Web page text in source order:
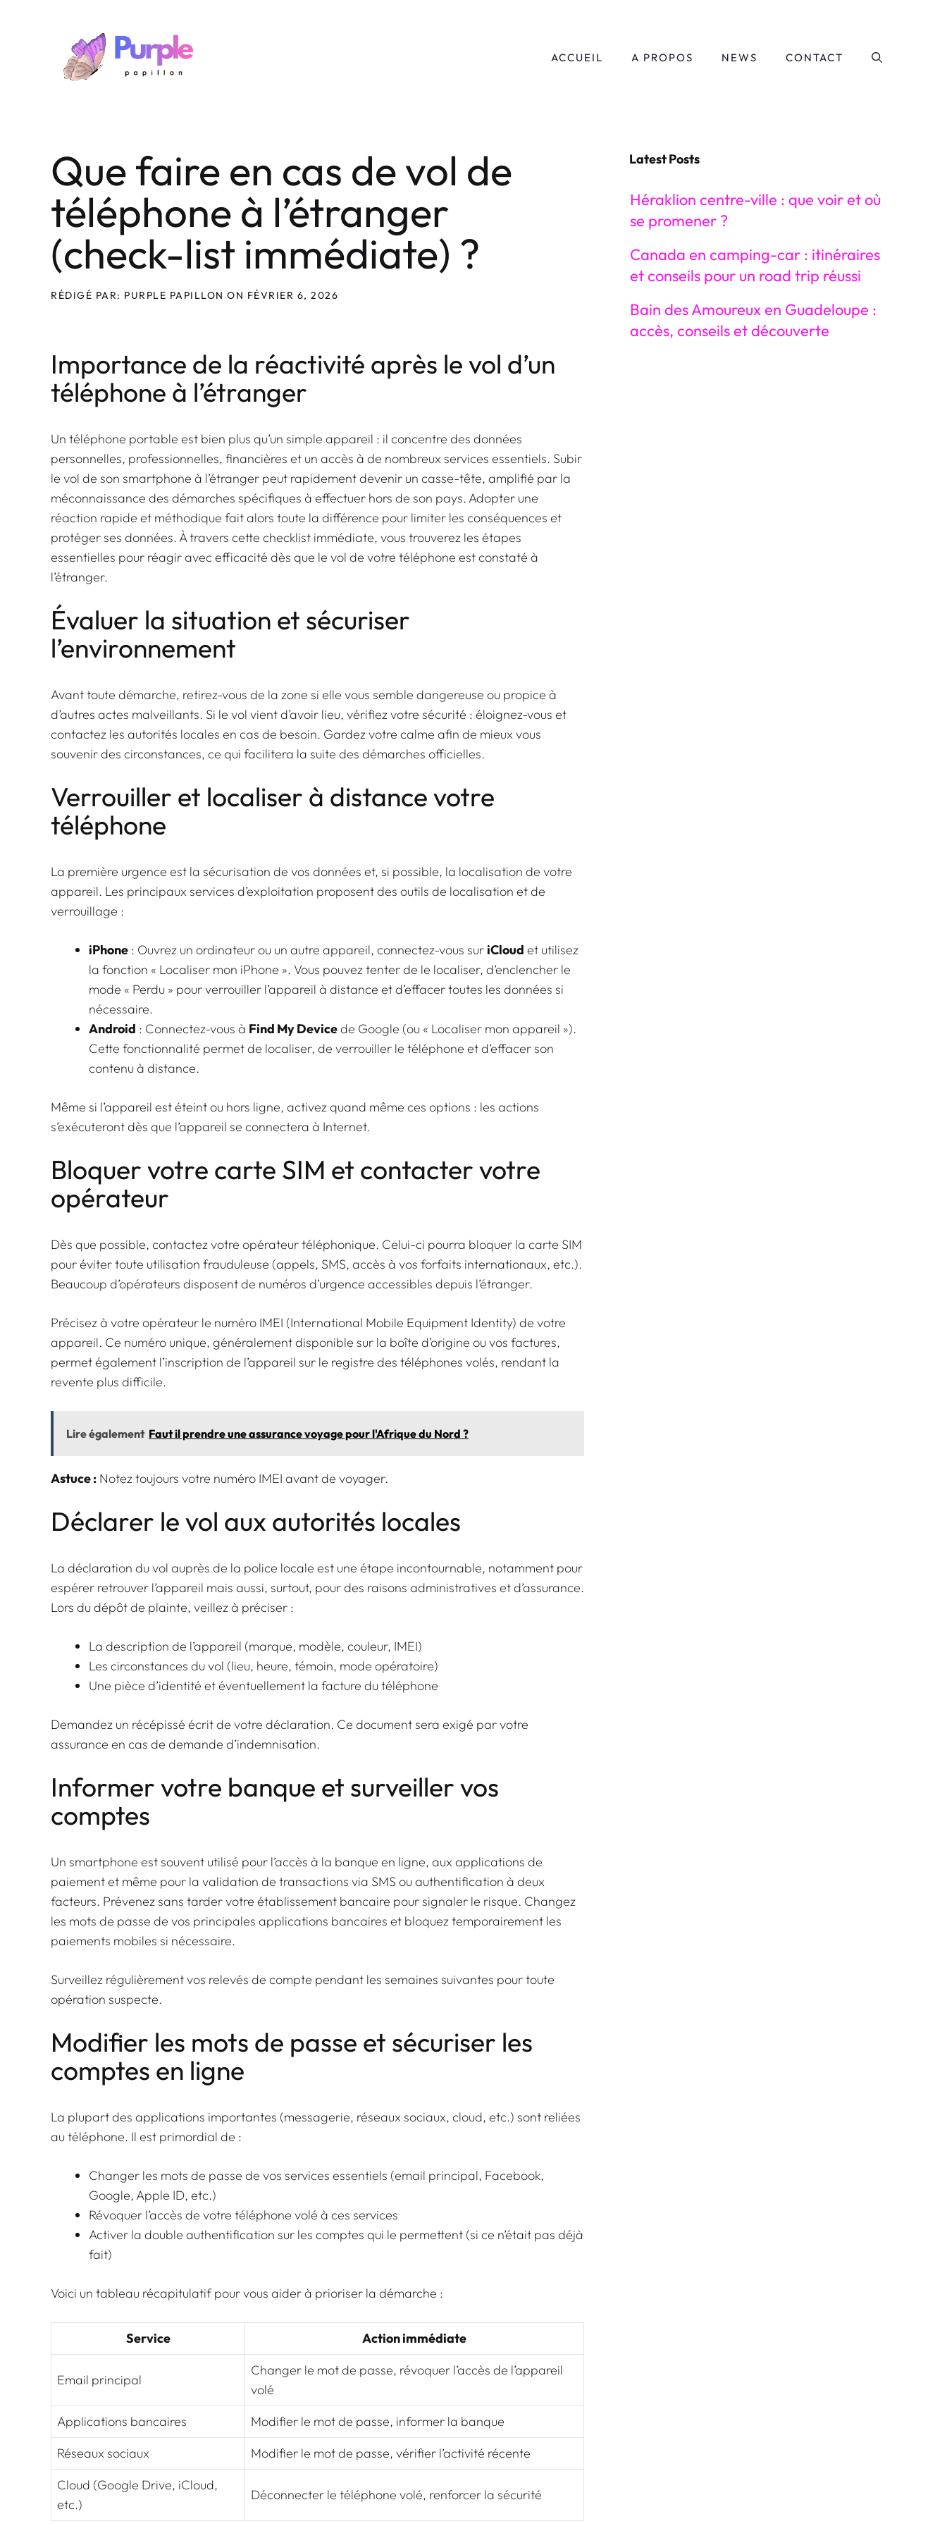
ACCUEIL A PROPOS NEWS CONTACT
Que faire en cas de vol de
téléphone à l’étranger
(check-list immédiate) ?
RÉDIGÉ PAR: PURPLE PAPILLON ON FÉVRIER 6, 2026
Importance de la réactivité après le vol d’un
téléphone à l’étranger
Un téléphone portable est bien plus qu’un simple appareil : il concentre des données
personnelles, professionnelles, financières et un accès à de nombreux services essentiels. Subir
le vol de son smartphone à l’étranger peut rapidement devenir un casse-tête, amplifié par la
méconnaissance des démarches spécifiques à effectuer hors de son pays. Adopter une
réaction rapide et méthodique fait alors toute la différence pour limiter les conséquences et
protéger ses données. À travers cette checklist immédiate, vous trouverez les étapes
essentielles pour réagir avec efficacité dès que le vol de votre téléphone est constaté à
l’étranger.
Évaluer la situation et sécuriser
l’environnement
Avant toute démarche, retirez-vous de la zone si elle vous semble dangereuse ou propice à
d’autres actes malveillants. Si le vol vient d’avoir lieu, vérifiez votre sécurité : éloignez-vous et
contactez les autorités locales en cas de besoin. Gardez votre calme afin de mieux vous
souvenir des circonstances, ce qui facilitera la suite des démarches officielles.
Verrouiller et localiser à distance votre
téléphone
La première urgence est la sécurisation de vos données et, si possible, la localisation de votre
appareil. Les principaux services d’exploitation proposent des outils de localisation et de
verrouillage :
iPhone : Ouvrez un ordinateur ou un autre appareil, connectez-vous sur iCloud et utilisez
la fonction « Localiser mon iPhone ». Vous pouvez tenter de le localiser, d’enclencher le
mode « Perdu » pour verrouiller l’appareil à distance et d’effacer toutes les données si
nécessaire.
Android : Connectez-vous à Find My Devicede Google (ou « Localiser mon appareil »).
Cette fonctionnalité permet de localiser, de verrouiller le téléphone et d’effacer son
contenu à distance.
Même si l’appareil est éteint ou hors ligne, activez quand même ces options : les actions
s’exécuteront dès que l’appareil se connectera à Internet.
Bloquer votre carte SIM et contacter votre
opérateur
Dès que possible, contactez votre opérateur téléphonique. Celui-ci pourra bloquer la carte SIM
pour éviter toute utilisation frauduleuse (appels, SMS, accès à vos forfaits internationaux, etc.).
Beaucoup d’opérateurs disposent de numéros d’urgence accessibles depuis l’étranger.
Précisez à votre opérateur le numéro IMEI (International Mobile Equipment Identity) de votre
appareil. Ce numéro unique, généralement disponible sur la boîte d’origine ou vos factures,
permet également l’inscription de l’appareil sur le registre des téléphones volés, rendant la
revente plus difficile.
Lire également Faut il prendre une assurance voyage pour l'Afrique du Nord ?
Astuce : Notez toujours votre numéro IMEI avant de voyager.
Déclarer le vol aux autorités locales
La déclaration du vol auprès de la police locale est une étape incontournable, notamment pour
espérer retrouver l’appareil mais aussi, surtout, pour des raisons administratives et d’assurance.
Lors du dépôt de plainte, veillez à préciser :
La description de l’appareil (marque, modèle, couleur, IMEI)
Les circonstances du vol (lieu, heure, témoin, mode opératoire)
Une pièce d’identité et éventuellement la facture du téléphone
Demandez un récépissé écrit de votre déclaration. Ce document sera exigé par votre
assurance en cas de demande d’indemnisation.
Informer votre banque et surveiller vos
comptes
Un smartphone est souvent utilisé pour l’accès à la banque en ligne, aux applications de
paiement et même pour la validation de transactions via SMS ou authentification à deux
facteurs. Prévenez sans tarder votre établissement bancaire pour signaler le risque. Changez
les mots de passe de vos principales applications bancaires et bloquez temporairement les
paiements mobiles si nécessaire.
Surveillez régulièrement vos relevés de compte pendant les semaines suivantes pour toute
opération suspecte.
Modifier les mots de passe et sécuriser les
comptes en ligne
La plupart des applications importantes (messagerie, réseaux sociaux, cloud, etc.) sont reliées
au téléphone. Il est primordial de :
Changer les mots de passe de vos services essentiels (email principal, Facebook,
Google, Apple ID, etc.)
Révoquer l’accès de votre téléphone volé à ces services
Activer la double authentification sur les comptes qui le permettent (si ce n’était pas déjà
fait)
Voici un tableau récapitulatif pour vous aider à prioriser la démarche :
Service Action immédiate
Email principal
Changer le mot de passe, révoquer l’accès de l’appareil
volé
Applications bancaires
Modifier le mot de passe, informer la banque
Réseaux sociaux
Modifier le mot de passe, vérifier l’activité récente
Cloud (Google Drive, iCloud,
etc.)
Déconnecter le téléphone volé, renforcer la sécurité
Latest Posts
Héraklion centre-ville : que voir et où
se promener ?
Canada en camping-car : itinéraires
et conseils pour un road trip réussi
Bain des Amoureux en Guadeloupe :
accès, conseils et découverte